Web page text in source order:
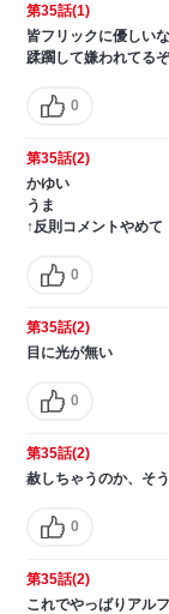
第35話(1)
皆フリックに優しい
蹂躙して嫌われてる
0
第35話(2)
かゆい
うま
↑反則コメントやめて
0
第35話(2)
目に光が無い
0
第35話(2)
赦しちゃうのか、そ
0
第35話(2)
これでやっばりアル